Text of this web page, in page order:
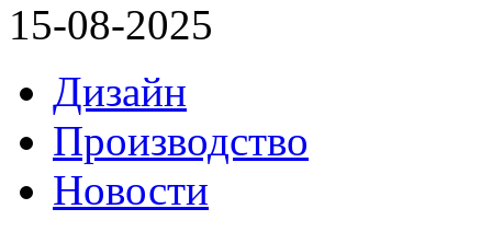
15-08-2025
Дизайн
Производство
Новости